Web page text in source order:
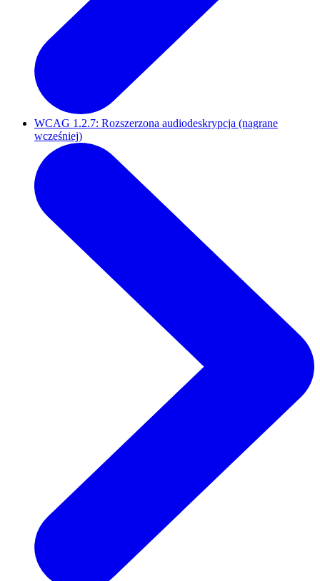
WCAG 1.2.7: Rozszerzona audiodeskrypcja (nagrane
wcześniej)